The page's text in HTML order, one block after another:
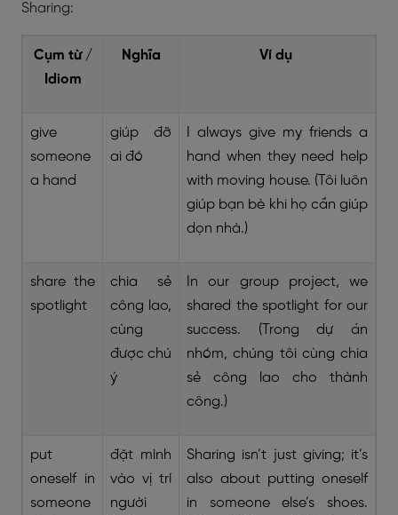
Sharing:
Cụm từ /
Idiom
Nghĩa Ví dụ
give
someone
a hand
giúp đỡ
ai đó
I always give my friends a
hand when they need help
with moving house. (Tôi luôn
giúp bạn bè khi họ cần giúp
dọn nhà.)
share the
spotlight
chia sẻ
công lao,
cùng
được chú
ý
In our group project, we
shared the spotlight for our
success. (Trong dự án
nhóm, chúng tôi cùng chia
sẻ công lao cho thành
công.)
put
oneself in
someone
đặt mình
vào vị trí
người
Sharing isn’t just giving; it’s
also about putting oneself
in someone else’s shoes.